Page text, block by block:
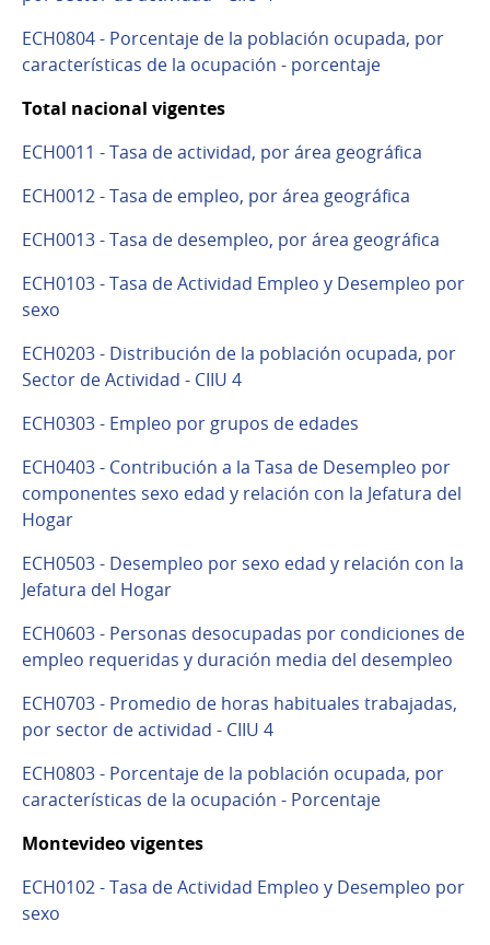
ECH0804 - Porcentaje de la población ocupada, por
características de la ocupación - porcentaje
Total nacional vigentes
ECH0011 - Tasa de actividad, por área geográfica
ECH0012 - Tasa de empleo, por área geográfica
ECH0013 - Tasa de desempleo, por área geográfica
ECH0103 - Tasa de Actividad Empleo y Desempleo por
sexo
ECH0203 - Distribución de la población ocupada, por
Sector de Actividad - CIIU 4
ECH0303 - Empleo por grupos de edades
ECH0403 - Contribución a la Tasa de Desempleo por
componentes sexo edad y relación con la Jefatura del
Hogar
ECH0503 - Desempleo por sexo edad y relación con la
Jefatura del Hogar
ECH0603 - Personas desocupadas por condiciones de
empleo requeridas y duración media del desempleo
ECH0703 - Promedio de horas habituales trabajadas,
por sector de actividad - CIIU 4
ECH0803 - Porcentaje de la población ocupada, por
características de la ocupación - Porcentaje
Montevideo vigentes
ECH0102 - Tasa de Actividad Empleo y Desempleo por
sexo